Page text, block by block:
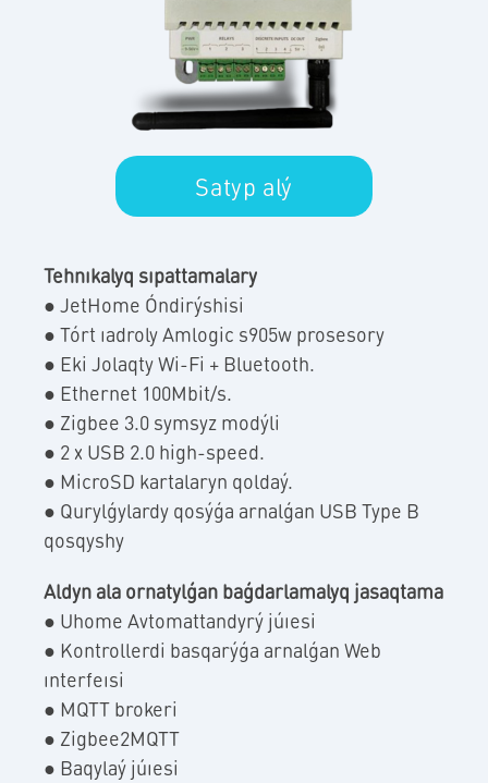
Satyp alý
Tehnıkalyq sıpattamalary
● JetHome Óndirýshisi
● Tórt ıadroly Amlogic s905w prosesory
● Eki Jolaqty Wi-Fi + Bluetooth.
● Ethernet 100Mbit/s.
● Zigbee 3.0 symsyz modýli
● 2 x USB 2.0 high-speed.
● MicroSD kartalaryn qoldaý.
● Qurylǵylardy qosýǵa arnalǵan USB Type B
qosqyshy
Aldyn ala ornatylǵan baǵdarlamalyq jasaqtama
● Uhome Avtomattandyrý júıesi
● Kontrollerdi basqarýǵa arnalǵan Web
ınterfeısi
● MQTT brokeri
● Zigbee2MQTT
● Baqylaý júıesi